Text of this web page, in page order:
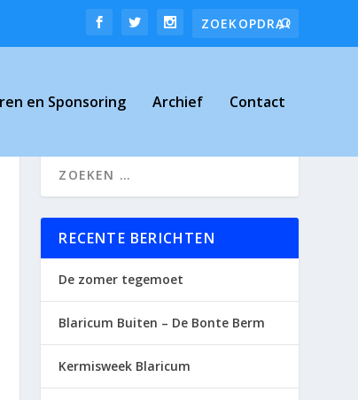
en Sponsoring Archief Contact
RECENTE BERICHTEN
De zomer tegemoet
Blaricum Buiten – De Bonte Berm
Kermisweek Blaricum